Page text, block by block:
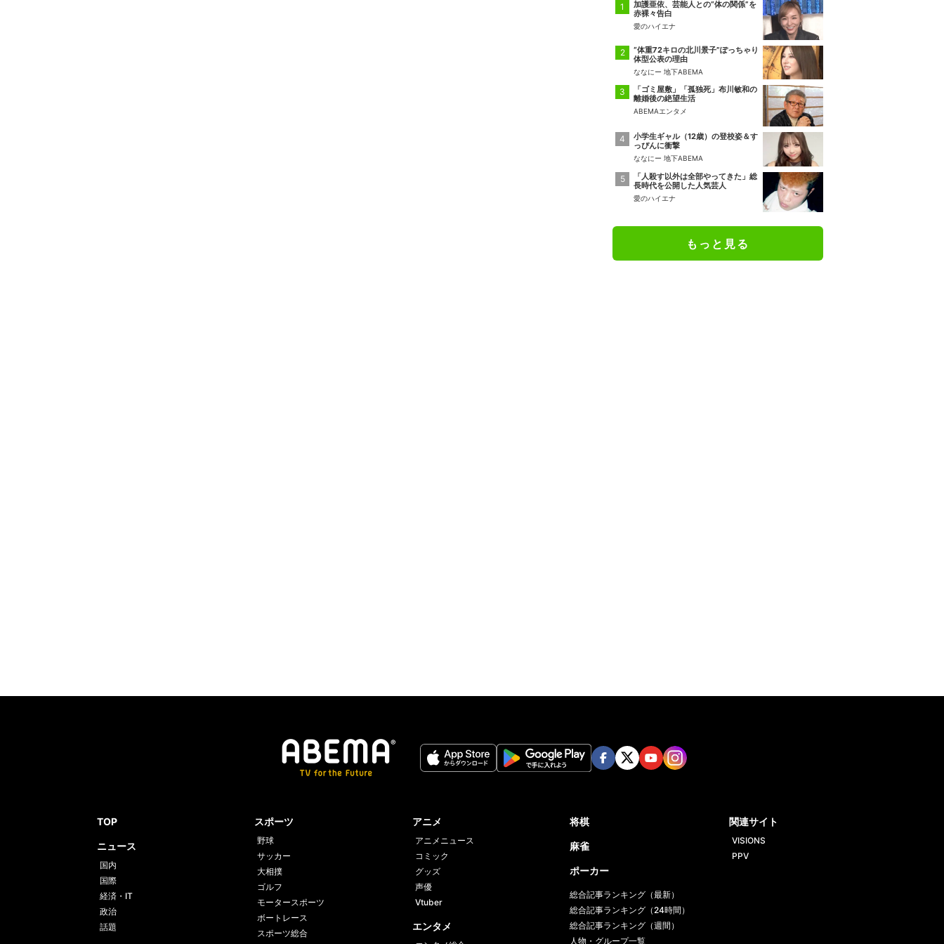
加護亜依、芸能人との“体の関係”を
赤裸々告白
愛のハイエナ
“体重72キロの北川景子”ぽっちゃり
体型公表の理由
ななにー 地下ABEMA
「ゴミ屋敷」「孤独死」布川敏和の
離婚後の絶望生活
ABEMAエンタメ
小学生ギャル（12歳）の登校姿＆す
っぴんに衝撃
ななにー 地下ABEMA
「人殺す以外は全部やってきた」総
長時代を公開した人気芸人
愛のハイエナ
もっと見る
TOP
ニュース
国内
国際
経済・IT
政治
話題
スポーツ
野球
サッカー
大相撲
ゴルフ
モータースポーツ
ボートレース
スポーツ総合
アニメ
アニメニュース
コミック
グッズ
声優
Vtuber
エンタメ
将棋
麻雀
ポーカー
総合記事ランキング（最新）
総合記事ランキング（24時間）
総合記事ランキング（週間）
人物・グループ一覧
関連サイト
VISIONS
PPV